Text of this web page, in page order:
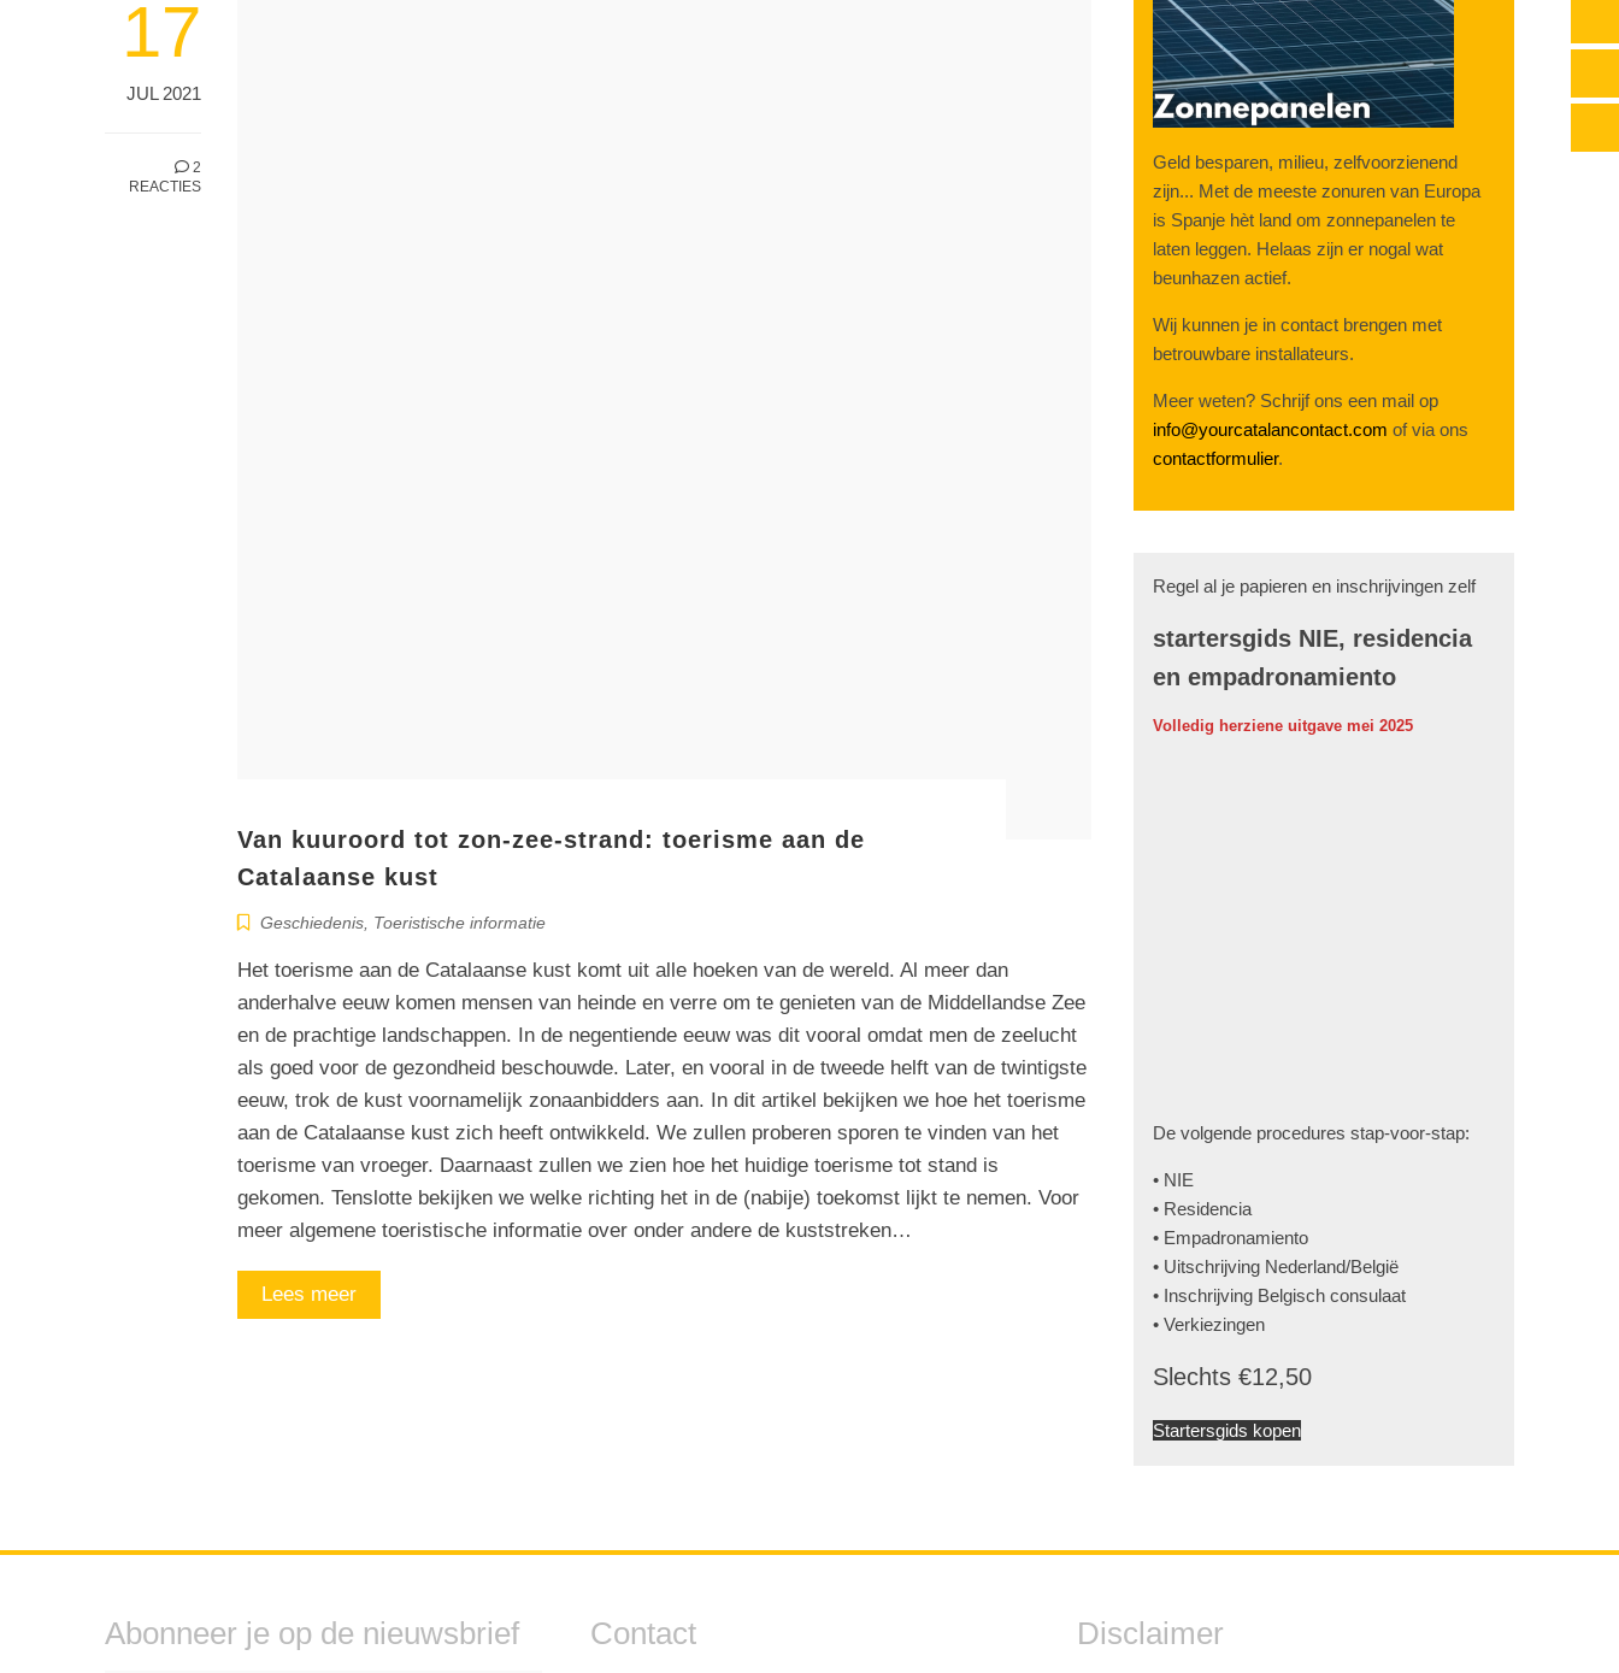
17
JUL 2021
2
REACTIES
Van kuuroord tot zon-zee-strand: toerisme aan de
Catalaanse kust
Geschiedenis, Toeristische informatie
Het toerisme aan de Catalaanse kust komt uit alle hoeken van de wereld. Al meer dan
anderhalve eeuw komen mensen van heinde en verre om te genieten van de Middellandse Zee
en de prachtige landschappen. In de negentiende eeuw was dit vooral omdat men de zeelucht
als goed voor de gezondheid beschouwde. Later, en vooral in de tweede helft van de twintigste
eeuw, trok de kust voornamelijk zonaanbidders aan. In dit artikel bekijken we hoe het toerisme
aan de Catalaanse kust zich heeft ontwikkeld. We zullen proberen sporen te vinden van het
toerisme van vroeger. Daarnaast zullen we zien hoe het huidige toerisme tot stand is
gekomen. Tenslotte bekijken we welke richting het in de (nabije) toekomst lijkt te nemen. Voor
meer algemene toeristische informatie over onder andere de kuststreken…
Lees meer
Geld besparen, milieu, zelfvoorzienend
zijn... Met de meeste zonuren van Europa
is Spanje hèt land om zonnepanelen te
laten leggen. Helaas zijn er nogal wat
beunhazen actief.
Wij kunnen je in contact brengen met
betrouwbare installateurs.
Meer weten? Schrijf ons een mail op
info@yourcatalancontact.com of via ons
contactformulier.
Regel al je papieren en inschrijvingen zelf
startersgids NIE, residencia
en empadronamiento
Volledig herziene uitgave mei 2025
De volgende procedures stap-voor-stap:
• NIE
• Residencia
• Empadronamiento
• Uitschrijving Nederland/België
• Inschrijving Belgisch consulaat
• Verkiezingen
Slechts €12,50
Startersgids kopen
Abonneer je op de nieuwsbrief Contact Disclaimer